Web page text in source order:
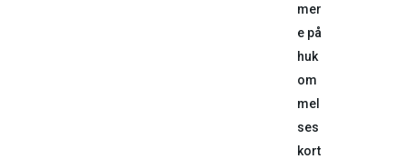
mer
e på
huk
om
mel
ses
kort